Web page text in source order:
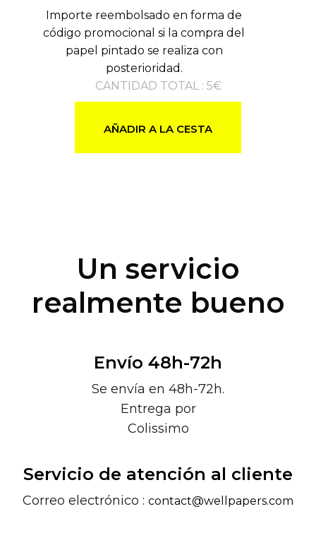
Importe reembolsado en forma de
código promocional si la compra del
papel pintado se realiza con
posterioridad.
CANTIDAD TOTAL: 5€
AÑADIR A LA CESTA
Un servicio
realmente bueno
Envío 48h-72h
Se envía en 48h-72h.
Entrega por
Colissimo
Servicio de atención al cliente
Correo electrónico : contact@wellpapers.com